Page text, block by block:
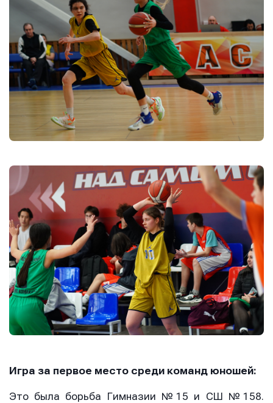
Игра за первое место среди команд юношей:
Это была борьба Гимназии №15 и СШ №158.